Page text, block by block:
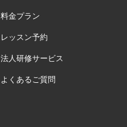
料金プラン
レッスン予約
法人研修サービス
よくあるご質問